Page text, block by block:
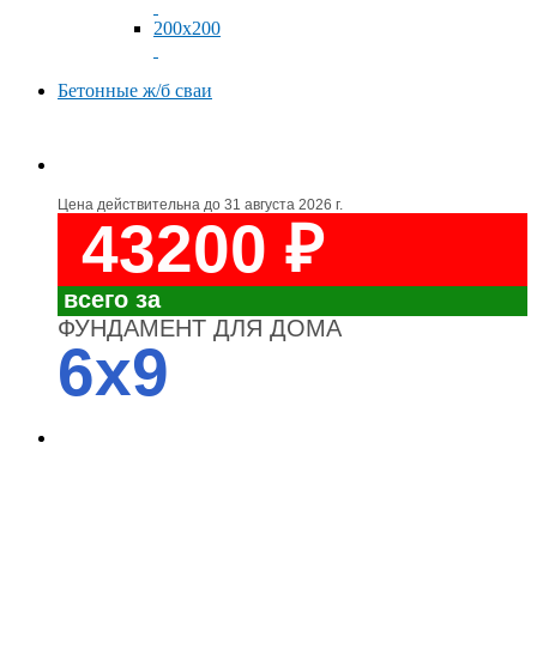
200x200
Бетонные ж/б сваи
Цена действительна до 31 августа 2026 г.
43200 ₽
всего за
ФУНДАМЕНТ ДЛЯ ДОМА
6x9